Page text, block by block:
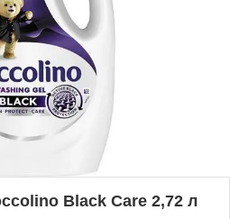
Black Care 2,72 л